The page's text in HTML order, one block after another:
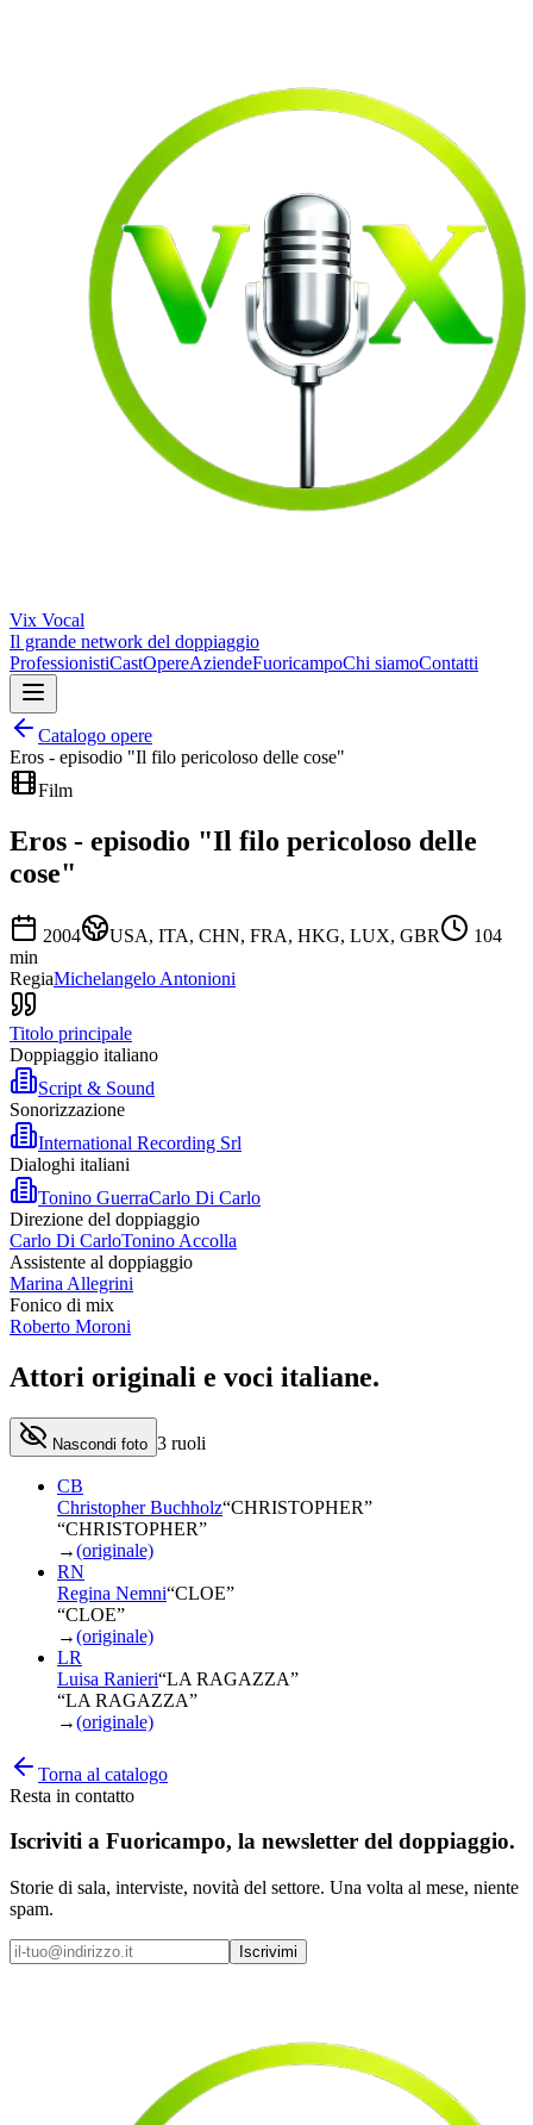
Vix Vocal
Il grande network del doppiaggio
ProfessionistiCastOpereAziendeFuoricampoChi siamoContatti
Catalogo opere
Eros - episodio "Il filo pericoloso delle cose"
Film
Eros - episodio "Il filo pericoloso delle
cose"
2004 USA, ITA, CHN, FRA, HKG, LUX, GBR
104
min
RegiaMichelangelo Antonioni
Titolo principale
Doppiaggio italiano
Script & Sound
Sonorizzazione
International Recording Srl
Dialoghi italiani
Tonino GuerraCarlo Di Carlo
Direzione del doppiaggio
Carlo Di CarloTonino Accolla
Assistente al doppiaggio
Marina Allegrini
Fonico di mix
Roberto Moroni
Attori originali e voci italiane.
Nascondi foto 3 ruoli
CB
Christopher Buchholz“CHRISTOPHER”
“CHRISTOPHER”
→(originale)
RN
Regina Nemni“CLOE”
“CLOE”
→(originale)
LR
Luisa Ranieri“LA RAGAZZA”
“LA RAGAZZA”
→(originale)
Torna al catalogo
Resta in contatto
Iscriviti a Fuoricampo, la newsletter del doppiaggio.
Storie di sala, interviste, novità del settore. Una volta al mese, niente
spam.
Iscrivimi